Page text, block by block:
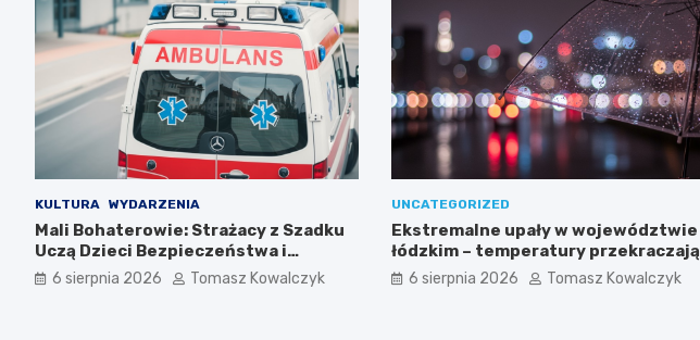
KULTURA WYDARZENIA
Mali Bohaterowie: Strażacy z Szadku
Uczą Dzieci Bezpieczeństwa i
Pierwszej Pomocy
6 sierpnia 2026 Tomasz Kowalczyk
UNCATEGORIZED
Ekstremalne upały w województwie
łódzkim – temperatury przekraczają
35ºC!
6 sierpnia 2026 Tomasz Kowalczyk